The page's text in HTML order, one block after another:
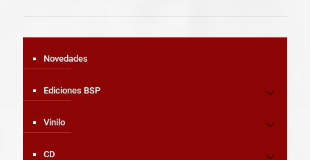
Novedades
Ediciones BSP
Vinilo
CD